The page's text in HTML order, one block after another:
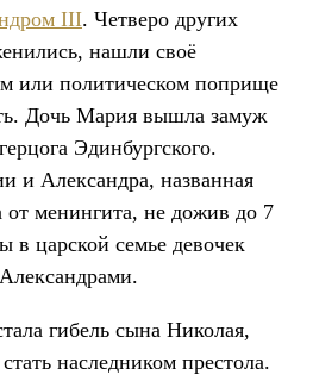
III. Четверо других
нашли своё
или политическом поприще
Дочь Мария вышла замуж
Эдинбургского.
и Александра, названная
от менингита, не дожив до 7
в царской семье девочек
гибель сына Николая,
наследником престола.